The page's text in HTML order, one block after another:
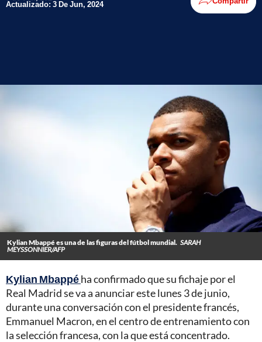
Actualizado: 3 De Jun, 2024
Kylian Mbappé es una de las figuras del fútbol mundial. SARAH
MEYSSONNIER/AFP
Kylian Mbappéha confirmado que su fichaje por el
Real Madrid se va a anunciar este lunes 3 de junio,
durante una conversación con el presidente francés,
Emmanuel Macron, en el centro de entrenamiento con
la selección francesa, con la que está concentrado.